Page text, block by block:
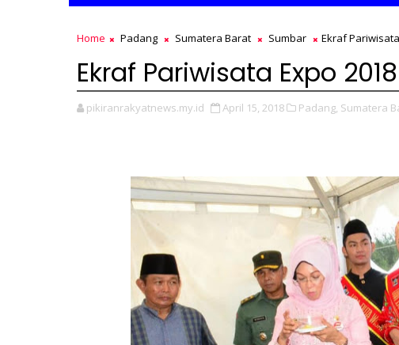
Home Padang Sumatera Barat Sumbar Ekraf
Ekraf Pariwisata Expo
pikiranrakyatnews.my.id April 15, 2018 Padang, Sumatera